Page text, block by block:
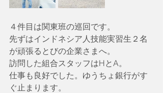
４件目は関東班の巡回です。
先ずはインドネシア人技能実習生２名
が頑張るとびの企業さまへ。
訪問した組合スタッフはHとA。
仕事も良好でした。ゆうちょ銀行がす
ぐ止まります。